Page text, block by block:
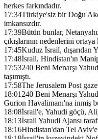
herkes farkındadır.
17:34Türkiye'siz bir Doğu
imkansızdır.
17:39Bütün bunlar,
çıkışlarının nedenlerini
17:45Kuduz İsrail, dışarıdan
17:48İsrail, Hindistan'ın
17:53240 Beni Menarşı
taşımıştı.
17:58The Jerusalem Post
18:01240 Beni Menarşı
Gurion Havalimanı'na inmiş
18:08İsrail'e, Yahudi göçü,
18:13İsrail Yahudi Ajansı
18:16Hindistan'dan Tel